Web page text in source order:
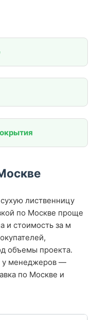
лиственницу
по Москве проще
и стоимость за м
объемы проекта.
у менеджеров —
по Москве и